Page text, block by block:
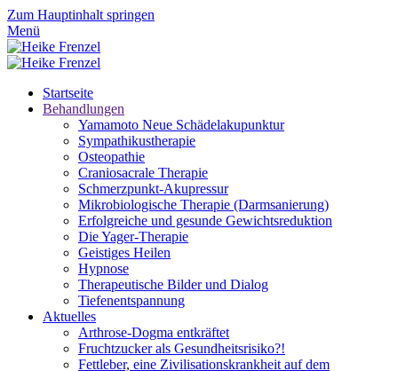
Zum Hauptinhalt springen
Menü
Startseite
Behandlungen
Yamamoto Neue Schädelakupunktur
Sympathikustherapie
Osteopathie
Craniosacrale Therapie
Schmerzpunkt-Akupressur
Mikrobiologische Therapie (Darmsanierung)
Erfolgreiche und gesunde Gewichtsreduktion
Die Yager-Therapie
Geistiges Heilen
Hypnose
Therapeutische Bilder und Dialog
Tiefenentspannung
Aktuelles
Arthrose-Dogma entkräftet
Fruchtzucker als Gesundheitsrisiko?!
Fettleber, eine Zivilisationskrankheit auf dem